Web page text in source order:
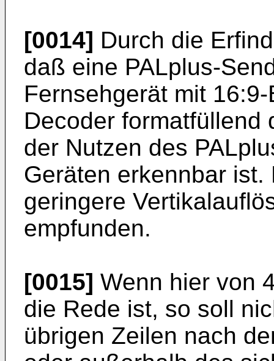
[0014] Durch die
daß eine PALplus-
Fernsehgerät mit
Decoder formatfüllend
der Nutzen des
Geräten erkennbar
geringere
empfunden.
[0015] Wenn hier von
die Rede ist, so soll
übrigen Zeilen nach